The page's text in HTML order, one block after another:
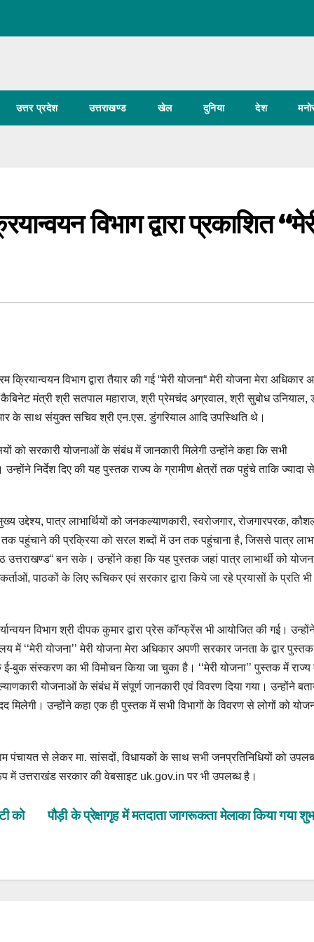
उत्तर प्रदेश उत्तराखण्ड खेल दुनिया देश
विभाग द्वारा प्रकाशित
विभाग द्वारा तैयार की गई “मेरी योजना“ मेरी योजना मेरा अधिकार
मंत्री श्री सतपाल महाराज, श्री प्रेमचंद अग्रवाल, श्री सुबोध उनियाल,
के साथ संयुक्त सचिव श्री एन.एस. डुंगरियाल आदि उपस्थिति थे।
को सरकारी योजनाओं के संबंध में जानकारी मिलेगी उन्होंने कहा कि सभी
निर्देश दिए की यह पुस्तक राज्य के ग्रामीण क्षेत्रों तक पहुंचे ताकि ज्यादा से
पात्र लाभार्थियों को जनकल्याणकारी, स्वरोजगार, रोजगारपरक,
पहुंचाने की प्रक्रिया को सरल शब्दों में उन तक पहुंचाना है, जिससे पात्र
उत्तराखण्ड“ बन सके। उन्होंने कहा कि यह पुस्तक जहां पात्र लाभार्थी को
पाठकों के लिए रूचिकर एवं सरकार द्वारा किये जा रहे प्रयासों के प्रति
विभाग श्री दीपक कुमार द्वारा प्रेस कॉन्फ्रेंस भी आयोजित की गई।
में ‘‘मेरी योजना’’ मेरी योजना मेरा अधिकार अपणी सरकार जनता के द्वार
बुक संस्करण का भी विमोचन किया जा चुका है। ‘‘मेरी योजना’’ पुस्तक में
योजनाओं के संबंध में संपूर्ण जानकारी एवं विवरण दिया गया। उन्होंने
उन्होंने कहा एक ही पुस्तक में सभी विभागों के विवरण से लोगों को
पंचायत से लेकर मा. सांसदों, विधायकों के साथ सभी जनप्रतिनिधियों को
में उत्तराखंड सरकार की वेबसाइट uk.gov.in पर भी उपलब्ध है।
पौड़ी के प्रेक्षागृह में मतदाता जागरूकता मेलाका किया गया
को